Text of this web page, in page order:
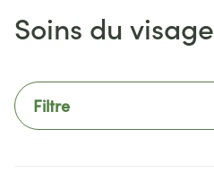
Soins du visage
Filtre